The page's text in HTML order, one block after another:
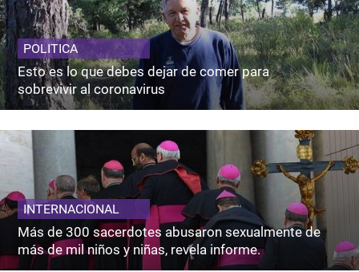
POLITICA
Esto es lo que debes dejar de comer para
sobrevivir al coronavirus
INTERNACIONAL
Más de 300 sacerdotes abusaron sexualmente de
más de mil niños y niñas, revela informe.